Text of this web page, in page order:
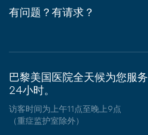
有问题？有请求？
巴黎美国医院全天候为您服
24小时。
访客时间为上午11点至晚上9点
（重症监护室除外）